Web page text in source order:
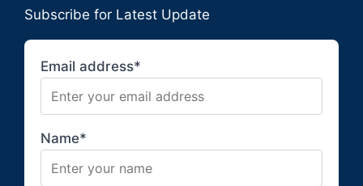
Subscribe for Latest Update
Email address*
Name*